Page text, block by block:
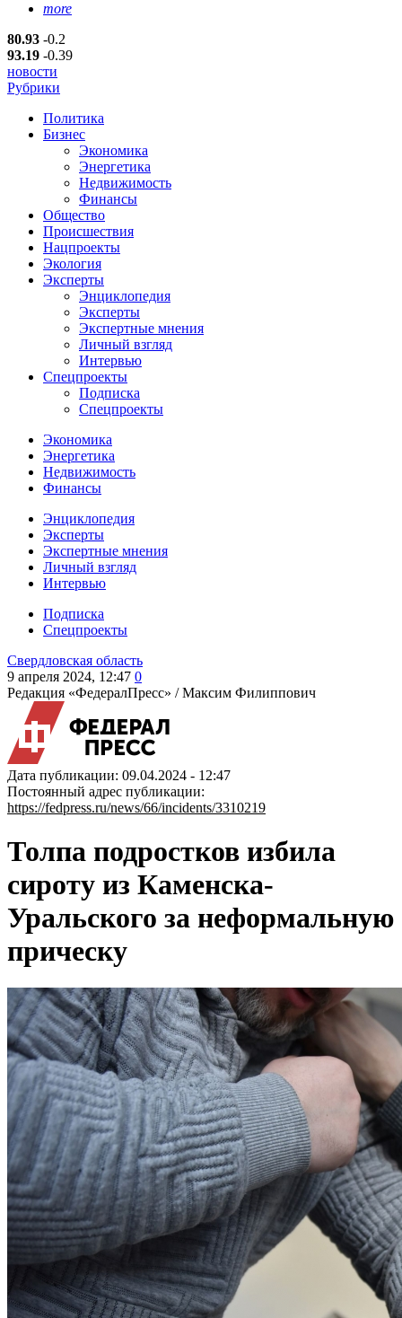
more
80.93 -0.2
93.19 -0.39
новости
Рубрики
Политика
Бизнес
Экономика
Энергетика
Недвижимость
Финансы
Общество
Происшествия
Нацпроекты
Экология
Эксперты
Энциклопедия
Эксперты
Экспертные мнения
Личный взгляд
Интервью
Спецпроекты
Подписка
Спецпроекты
Экономика
Энергетика
Недвижимость
Финансы
Энциклопедия
Эксперты
Экспертные мнения
Личный взгляд
Интервью
Подписка
Спецпроекты
Свердловская область
9 апреля 2024, 12:47 0
Редакция «ФедералПресс» /Максим Филиппович
Дата публикации: 09.04.2024 - 12:47
Постоянный адрес публикации:
https://fedpress.ru/news/66/incidents/3310219
Толпа подростков избила
сироту из Каменска-
Уральского за неформальную
прическу